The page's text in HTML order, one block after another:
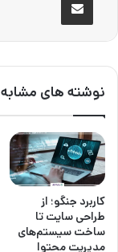
نوشته های مشابه
کاربرد جنگو؛ از
طراحی سایت تا
ساخت سیستم‌های
مدیریت محتوا